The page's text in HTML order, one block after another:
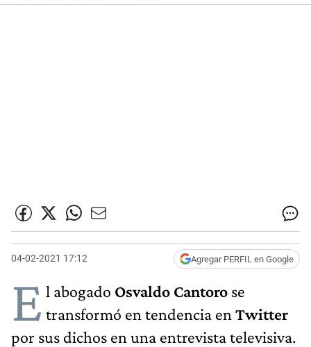
04-02-2021 17:12 Agregar PERFIL en Google
E l abogado Osvaldo Cantoro se
transformó en tendencia en Twitter
por sus dichos en una entrevista televisiva.